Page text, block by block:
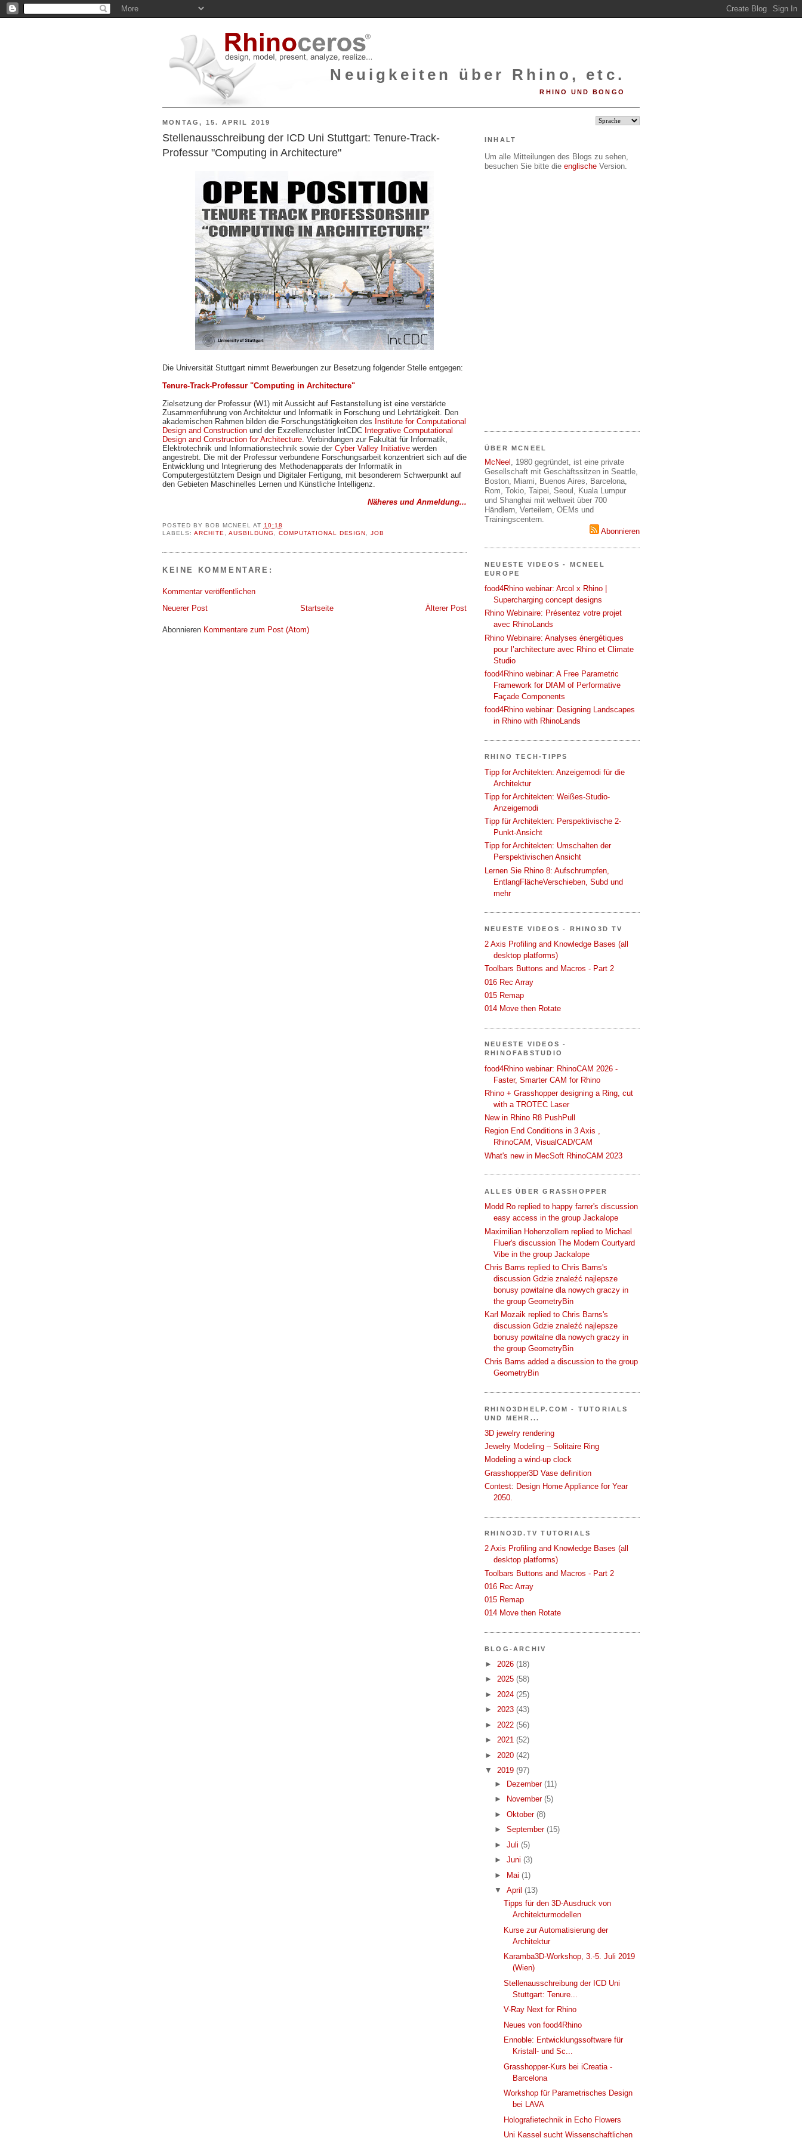
Neuigkeiten über Rhino, etc.
RHINO UND BONGO
MONTAG, 15. APRIL 2019
Stellenausschreibung der ICD Uni Stuttgart: Tenure-Track-
Professur "Computing in Architecture"
Die Universität Stuttgart nimmt Bewerbungen zur Besetzung folgender Stelle entgegen:
Tenure-Track-Professur "Computing in Architecture"
Zielsetzung der Professur (W1) mit Aussicht auf Festanstellung ist eine verstärkte
Zusammenführung von Architektur und Informatik in Forschung und Lehrtätigkeit. Den
akademischen Rahmen bilden die Forschungstätigkeiten des Institute for Computational
Design and Construction und der Exzellenzcluster IntCDC Integrative Computational
Design and Construction for Architecture . Verbindungen zur Fakultät für Informatik,
Elektrotechnik und Informationstechnik sowie der Cyber Valley Initiative werden
angestrebt. Die mit der Professur verbundene Forschungsarbeit konzentriert sich auf die
Entwicklung und Integrierung des Methodenapparats der Informatik in
Computergestütztem Design und Digitaler Fertigung, mit besonderem Schwerpunkt auf
den Gebieten Maschinelles Lernen und Künstliche Intelligenz.
Näheres und Anmeldung...
POSTED BY BOB MCNEEL AT 10:18
LABELS: ARCHITE AUSBILDUNG COMPUTATIONAL DESIGN ,JOB
KEINE KOMMENTARE:
Kommentar veröffentlichen
Neuerer Post
Älterer Post
Startseite
Abonnieren Kommentare zum Post (Atom)
INHALT
Um alle Mitteilungen des Blogs zu sehen,
besuchen Sie bitte die englische Version.
ÜBER MCNEEL
McNeel
, 1980 gegründet, ist eine private
Gesellschaft mit Geschäftssitzen in Seattle,
Boston, Miami, Buenos Aires, Barcelona,
Rom, Tokio, Taipei, Seoul, Kuala Lumpur
und Shanghai mit weltweit über 700
Händlern, Verteilern, OEMs und
Trainingscentern.
Abonnieren
NEUESTE VIDEOS - MCNEEL
EUROPE
food4Rhino webinar: Arcol x Rhino |
Supercharging concept designs
Rhino Webinaire: Présentez votre projet
avec RhinoLands
Rhino Webinaire: Analyses énergétiques
pour l’architecture avec Rhino et Climate
Studio
food4Rhino webinar: A Free Parametric
Framework for DfAM of Performative
Façade Components
food4Rhino webinar: Designing Landscapes
in Rhino with RhinoLands
RHINO TECH-TIPPS
Tipp for Architekten: Anzeigemodi für die
Architektur
Tipp for Architekten: Weißes-Studio-
Anzeigemodi
Tipp für Architekten: Perspektivische 2-
Punkt-Ansicht
Tipp for Architekten: Umschalten der
Perspektivischen Ansicht
Lernen Sie Rhino 8: Aufschrumpfen,
EntlangFlächeVerschieben, Subd und
mehr
NEUESTE VIDEOS - RHINO3D TV
2 Axis Profiling and Knowledge Bases (all
desktop platforms)
Toolbars Buttons and Macros - Part 2
016 Rec Array
015 Remap
014 Move then Rotate
NEUESTE VIDEOS -
RHINOFABSTUDIO
food4Rhino webinar: RhinoCAM 2026 -
Faster, Smarter CAM for Rhino
Rhino + Grasshopper designing a Ring, cut
with a TROTEC Laser
New in Rhino R8 PushPull
Region End Conditions in 3 Axis ,
RhinoCAM, VisualCAD/CAM
What's new in MecSoft RhinoCAM 2023
ALLES ÜBER GRASSHOPPER
Modd Ro replied to happy farrer's discussion
easy access in the group Jackalope
Maximilian Hohenzollern replied to Michael
Fluer's discussion The Modern Courtyard
Vibe in the group Jackalope
Chris Barns replied to Chris Barns's
discussion Gdzie znaleźć najlepsze
bonusy powitalne dla nowych graczy in
the group GeometryBin
Karl Mozaik replied to Chris Barns's
discussion Gdzie znaleźć najlepsze
bonusy powitalne dla nowych graczy in
the group GeometryBin
Chris Barns added a discussion to the group
GeometryBin
RHINO3DHELP.COM - TUTORIALS
UND MEHR...
3D jewelry rendering
Jewelry Modeling – Solitaire Ring
Modeling a wind-up clock
Grasshopper3D Vase definition
Contest: Design Home Appliance for Year
2050.
RHINO3D.TV TUTORIALS
2 Axis Profiling and Knowledge Bases (all
desktop platforms)
Toolbars Buttons and Macros - Part 2
016 Rec Array
015 Remap
014 Move then Rotate
BLOG-ARCHIV
► 2026 (18)
► 2025 (58)
► 2024 (25)
► 2023 (43)
► 2022 (56)
► 2021 (52)
► 2020 (42)
▼ 2019 (97)
► Dezember (11)
►
November (5)
► Oktober (8)
► September (15)
► Juli (5)
► Juni (3)
► Mai (1)
▼ April (13)
Tipps für den 3D-Ausdruck von
Architekturmodellen
Kurse zur Automatisierung der
Architektur
Karamba3D-Workshop, 3.-5. Juli 2019
(Wien)
Stellenausschreibung der ICD Uni
Stuttgart: Tenure...
V-Ray Next for Rhino
Neues von food4Rhino
Ennoble: Entwicklungssoftware für
Kristall- und Sc...
Grasshopper-Kurs bei iCreatia -
Barcelona
Workshop für Parametrisches Design
bei LAVA
Holografietechnik in Echo Flowers
Uni Kassel sucht Wissenschaftlichen